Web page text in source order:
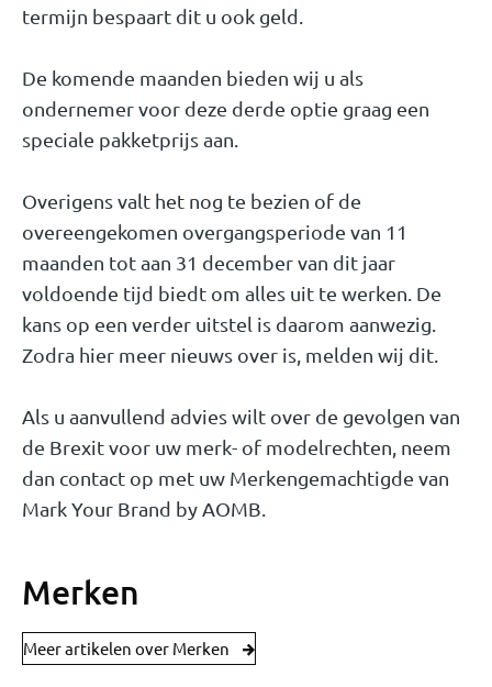
termijn bespaart dit u ook geld.
De komende maanden bieden wij u als
ondernemer voor deze derde optie graag een
speciale pakketprijs aan.
Overigens valt het nog te bezien of de
overeengekomen overgangsperiode van 11
maanden tot aan 31 december van dit jaar
voldoende tijd biedt om alles uit te werken. De
kans op een verder uitstel is daarom aanwezig.
Zodra hier meer nieuws over is, melden wij dit.
Als u aanvullend advies wilt over de gevolgen van
de Brexit voor uw merk- of modelrechten, neem
dan contact op met uw Merkengemachtigde van
Mark Your Brand by AOMB.
Merken
Meer artikelen over Merken